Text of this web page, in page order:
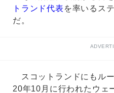
トランド代表 を率いるス
だ。
スコットランドにもル
20年10月に行われたウェ